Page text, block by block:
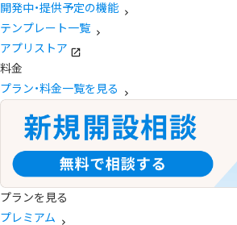
開発中・提供予定の機能
テンプレート一覧
アプリストア
料金
プラン・料金一覧を見る
プランを見る
プレミアム